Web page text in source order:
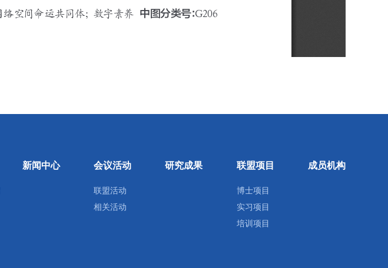
新闻中心 会议活动
联盟活动
相关活动
研究成果 联盟项目
博士项目
实习项目
培训项目
成员机构